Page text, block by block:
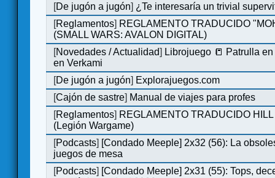
[De jugón a jugón] ¿Te interesaría un trivial
[Reglamentos] REGLAMENTO TRADUCIDO
(SMALL WARS: AVALON DIGITAL)
[Novedades / Actualidad] Librojuego 📒 Patrulla
en Verkami
[De jugón a jugón] Explorajuegos.com
[Cajón de sastre] Manual de viajes para profes
[Reglamentos] REGLAMENTO TRADUCIDO
(Legión Wargame)
[Podcasts] [Condado Meeple] 2x32 (56): La
juegos de mesa
[Podcasts] [Condado Meeple] 2x31 (55): Tops,